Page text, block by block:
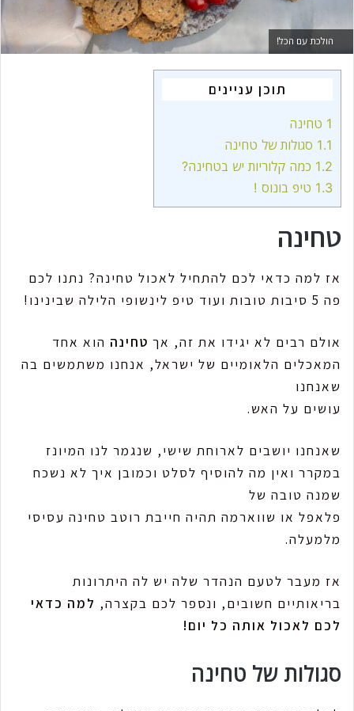
הולכת עם הכל!
תוכן עניינים
1 טחינה
1.1 סגולות של טחינה
1.2 כמה קלוריות יש בטחינה?
1.3 טיפ בונוס !
טחינה
אז למה כדאי לכם להתחיל לאכול טחינה? נתנו לכם
פה 5 סיבות טובות ועוד טיפ לינשופי הלילה שבינינו!
אולם רבים לא יגידו את זה, אך טחינה הוא אחד
המאכלים הלאומיים של ישראל, אנחנו משתמשים בה
שאנחנו
עושים על האש.
שאנחנו יושבים לארוחת שישי, שנגמר לנו המיונז
במקרר ואין מה להוסיף לסלט וכמובן איך לא נשכח
שמנה טובה של
פלאפל או שווארמה תהיה חייבת רוטב טחינה עסיסי
מלמעלה.
אז מעבר לטעם הנהדר שלה יש לה היתרונות
בריאותיים חשובים, ונספר לכם בקצרה, למה כדאי
לכם לאכול אותה כל יום!
סגולות של טחינה